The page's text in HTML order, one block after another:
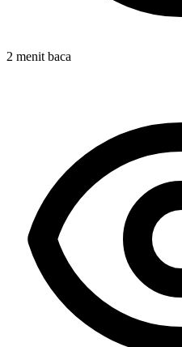
2 menit baca